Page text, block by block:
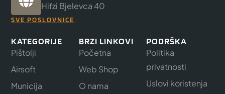
Hifzi Bjelevca 40
SVE POSLOVNICE
KATEGORIJE
Pištolji
Airsoft
Municija
BRZI LINKOVI
Početna
Web Shop
O nama
PODRŠKA
Politika
privatnosti
Uslovi koristenja